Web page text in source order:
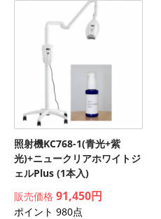
照射機KC768-1(青光+紫
光)+ニュークリアホワイトジ
ェルPlus (1本入)
販売価格 91,450円
ポイント 980点